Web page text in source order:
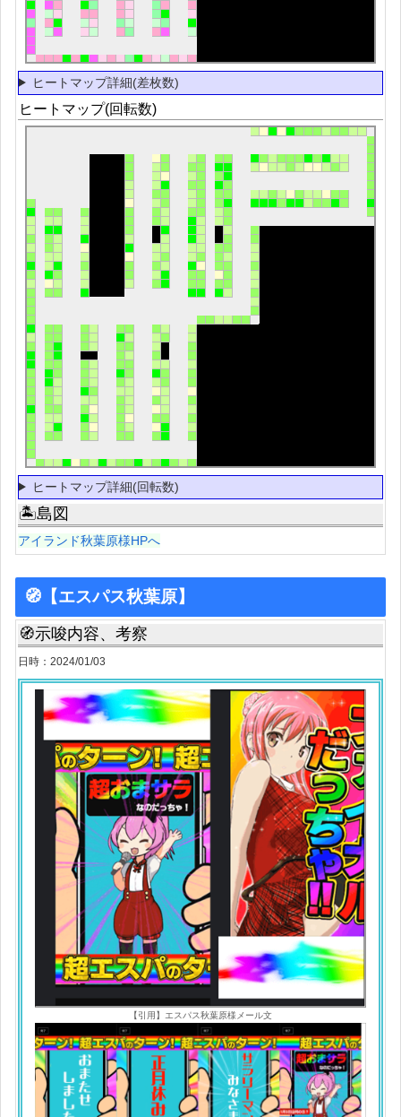
ヒートマップ詳細(差枚数)
ヒートマップ(回転数)
ヒートマップ詳細(回転数)
🏝島図
アイランド秋葉原様HPへ
🧭【エスパス秋葉原】
🧭示唆内容、考察
日時：2024/01/03
【引用】エスパス秋葉原様メール文